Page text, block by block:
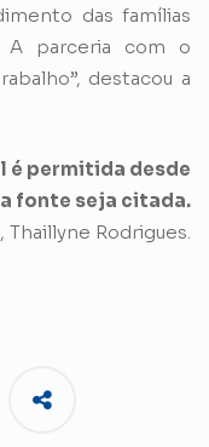
das famílias
A parceria com o
destacou a
é permitida desde
fonte seja citada.
Thaillyne Rodrigues.